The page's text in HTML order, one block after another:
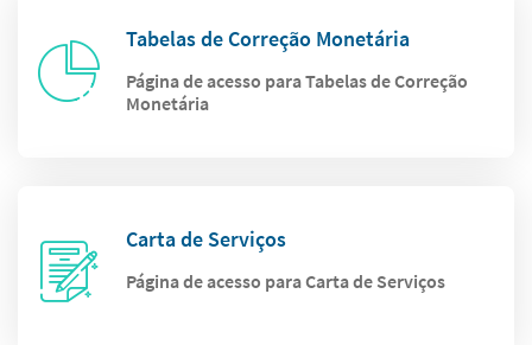
Tabelas de Correção Monetária
Página de acesso para Tabelas de Correção
Monetária
Carta de Serviços
Página de acesso para Carta de Serviços